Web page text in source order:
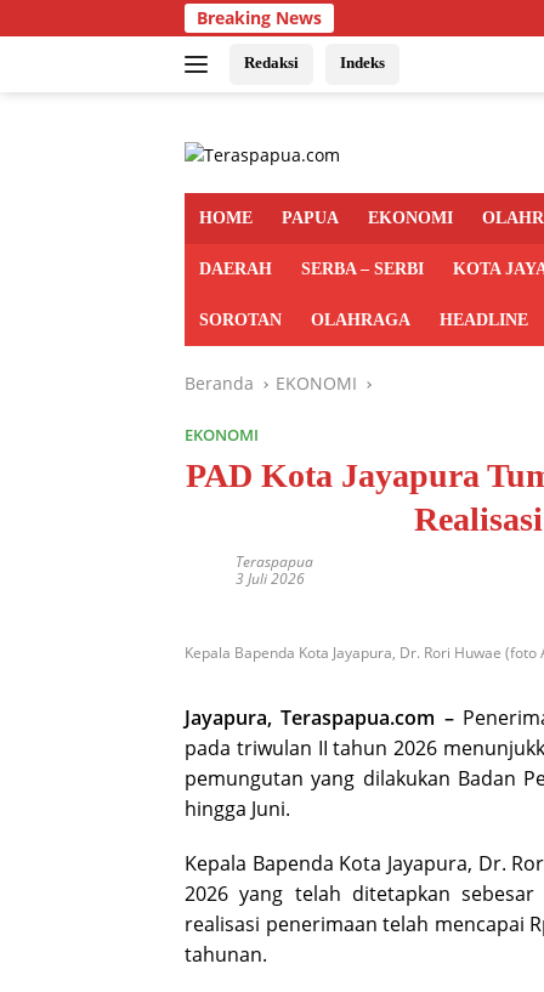
ke
Breaking News
Redaksi Indeks
HOME PAPUA EKONOMI
DAERAH SERBA – SERBI KOTA
SOROTAN OLAHRAGA HEADLINE
Beranda EKONOMI
EKONOMI
PAD Kota Jayapura
Teraspapua
3 Juli 2026
Kepala Bapenda Kota Jayapura, Dr. Rori Huwae
Jayapura, Teraspapua.com –
pada triwulan II tahun 2026
pemungutan yang dilakukan Badan
hingga Juni.
Kepala Bapenda Kota Jayapura, Dr.
2026 yang telah ditetapkan sebesar
realisasi penerimaan telah mencapai
tahunan.